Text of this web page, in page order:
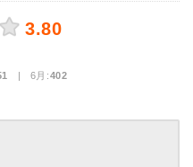
3.80
| 6月:402